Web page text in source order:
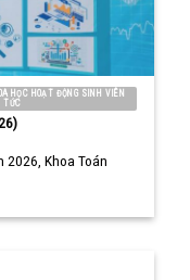
HỌC HOẠT ĐỘNG SINH VIÊN
TỨC
Khoa Toán